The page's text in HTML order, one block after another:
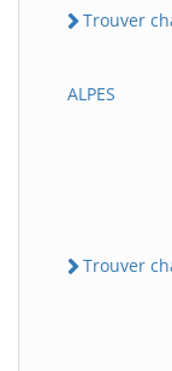
Trouver
ALPES
Trouver